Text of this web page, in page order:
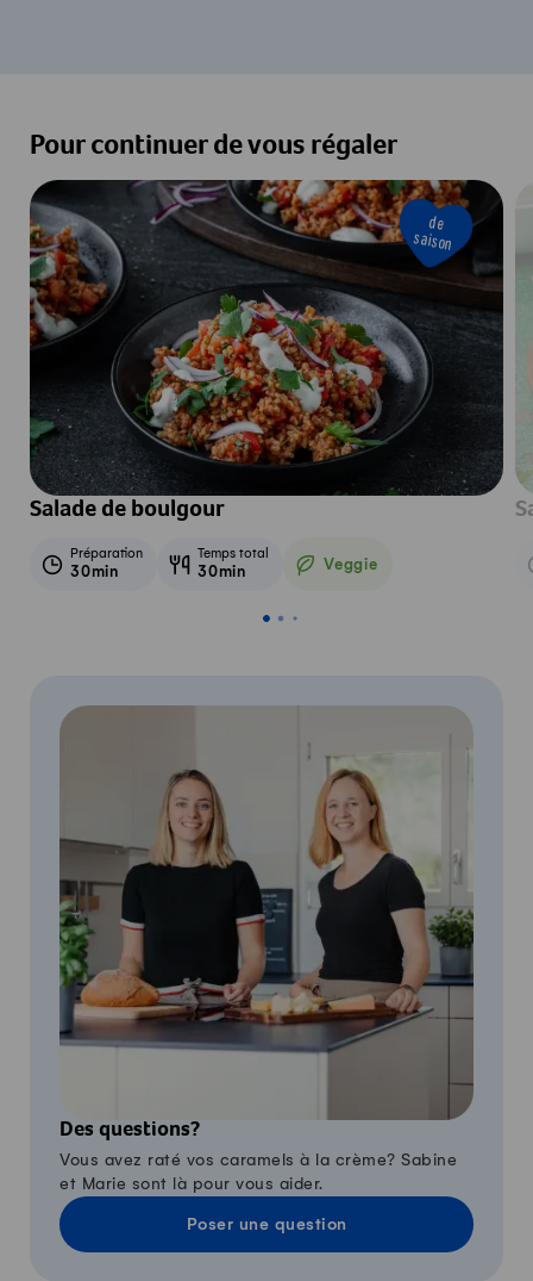
Pour continuer de vous régaler
de
saison
Salade de boulgour
Préparation
30min
Temps total
30min Veggie
Veggie
Des questions?
Vous avez raté vos caramels à la crème? Sabine
et Marie sont là pour vous aider.
Poser une question